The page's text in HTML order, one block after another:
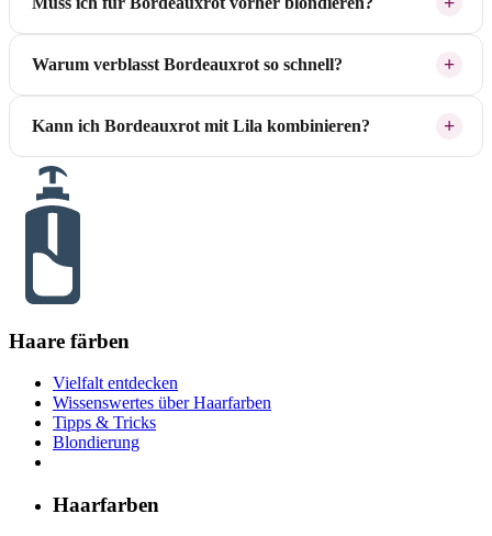
Warum verblasst Bordeauxrot so schnell?
Kann ich Bordeauxrot mit Lila kombinieren?
Haare färben
Vielfalt entdecken
Wissenswertes über Haarfarben
Tipps & Tricks
Blondierung
Haarfarben